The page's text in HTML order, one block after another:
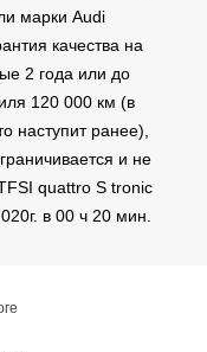
марки Audi
качества на
2 года или до
120 000 км (в
наступит ранее),
и не
quattro S tronic
в 00 ч 20 мин.